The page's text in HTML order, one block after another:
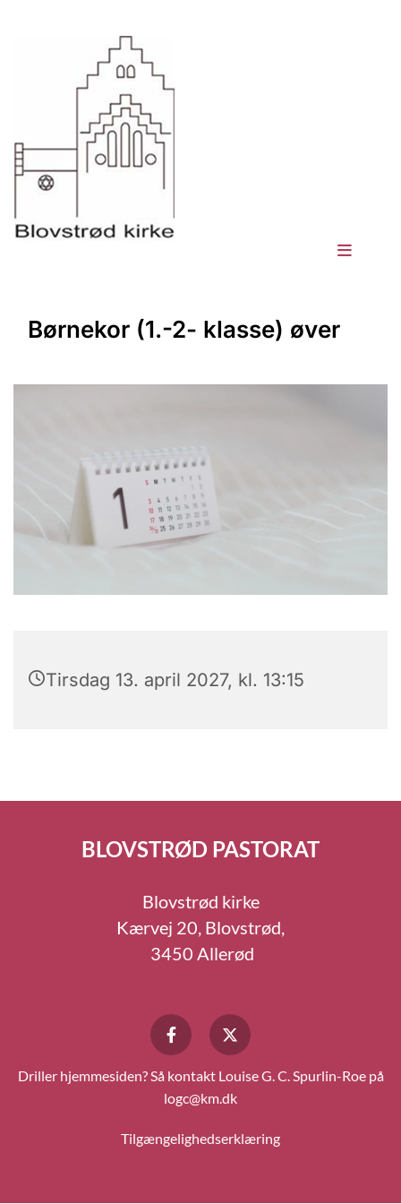
Børnekor (1.-2- klasse) øver
Tirsdag 13. april 2027, kl. 13:15
BLOVSTRØD PASTORAT
Blovstrød kirke
Kærvej 20, Blovstrød,
3450 Allerød
Driller hjemmesiden? Så kontakt Louise G. C. Spurlin-Roe på
logc@km.dk
Tilgængelighedserklæring